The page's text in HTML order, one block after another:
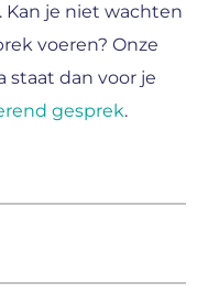
Kan je niet wachten
voeren? Onze
staat dan voor je
gesprek.